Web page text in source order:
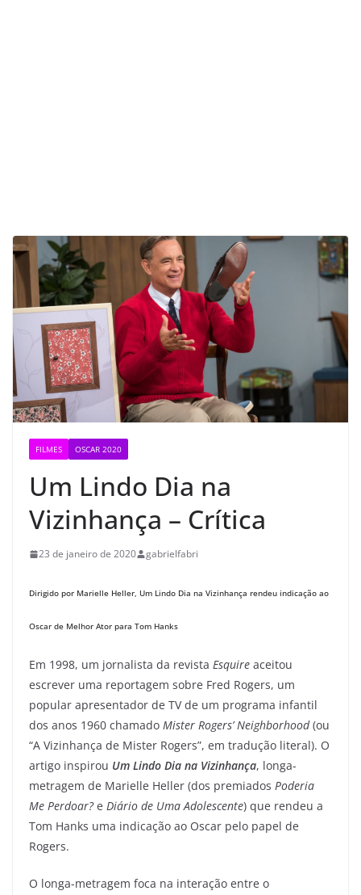
FILMES OSCAR 2020
Um Lindo Dia na
Vizinhança – Crítica
23 de janeiro de 2020 gabrielfabri
Dirigido por Marielle Heller, Um Lindo Dia na Vizinhança rendeu indicação ao
Oscar de Melhor Ator para Tom Hanks
Em 1998, um jornalista da revista Esquire aceitou
escrever uma reportagem sobre Fred Rogers, um
popular apresentador de TV de um programa infantil
dos anos 1960 chamado Mister Rogers’ Neighborhood(ou
“A Vizinhança de Mister Rogers”, em tradução literal). O
artigo inspirou Um Lindo Dia na Vizinhança, longa-
metragem de Marielle Heller (dos premiados Poderia
Me Perdoar?e Diário de Uma Adolescente) que rendeu a
Tom Hanks uma indicação ao Oscar pelo papel de
Rogers.
O longa-metragem foca na interação entre o